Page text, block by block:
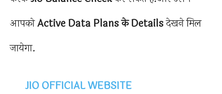
आपकोActive Data Plans के Detailsदेखने मिल
जायेगा.
JIO OFFICIAL WEBSITE